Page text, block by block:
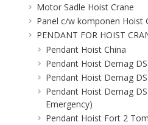
Motor Sadle Hoist Crane
Panel c/w komponen Hoist
PENDANT FOR HOIST
Pendant Hoist China
Pendant Hoist Demag
Pendant Hoist Demag
Pendant Hoist Demag
Emergency)
Pendant Hoist Fort 2